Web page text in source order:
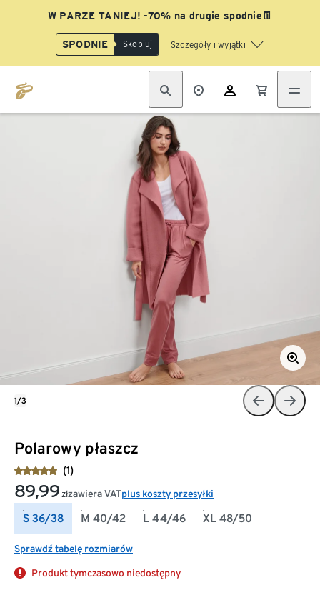
W PARZE TANIEJ! -70% na drugie spodnie👖
SPODNIE Skopiuj Szczegóły i wyjątki
Polarowy płaszcz
(1)
89,99 złzawiera VATplus koszty przesyłki
S 36/38 M 40/42 L 44/46 XL 48/50
Sprawdź tabelę rozmiarów
Produkt tymczasowo niedostępny
1/3